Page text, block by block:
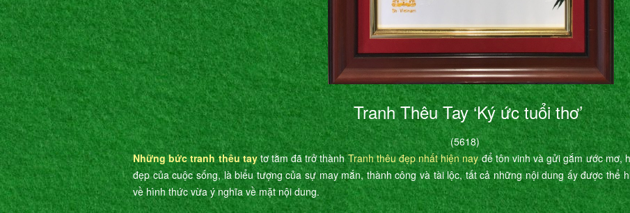
Tranh Thêu Tay ‘Ký ức tuổi thơ’
(5618)
Những bức tranh thêu taytơ tằm đã trở thànhTranh thêu đẹp nhất hiện nayđể tôn vinh và gửi gắm ước mơ,
đẹp của cuộc sống, là biểu tượng của sự may mắn, thành công và tài lộc, tất cả những nội dung ấy được thể
về hình thức vừa ý nghĩa về mặt nội dung.